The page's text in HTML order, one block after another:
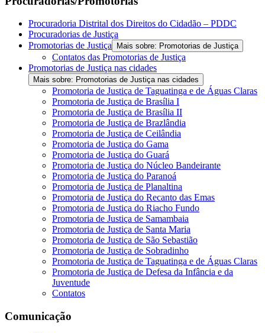
Procuradoria Distrital dos Direitos do Cidadão – PDDC
Procuradorias de Justiça
Promotorias de Justiça
Mais sobre: Promotorias de Justiça
Contatos das Promotorias de Justiça
Promotorias de Justiça nas cidades
Mais sobre: Promotorias de Justiça nas cidades
Promotoria de Justiça de Taguatinga e de Águas Claras
Promotoria de Justiça de Brasília I
Promotoria de Justiça de Brasília II
Promotoria de Justiça de Brazlândia
Promotoria de Justiça de Ceilândia
Promotoria de Justiça do Gama
Promotoria de Justiça do Guará
Promotoria de Justiça do Núcleo Bandeirante
Promotoria de Justiça do Paranoá
Promotoria de Justiça de Planaltina
Promotoria de Justiça do Recanto das Emas
Promotoria de Justiça do Riacho Fundo
Promotoria de Justiça de Samambaia
Promotoria de Justiça de Santa Maria
Promotoria de Justiça de São Sebastião
Promotoria de Justiça de Sobradinho
Promotoria de Justiça de Taguatinga e de Águas Claras
Promotoria de Justiça de Defesa da Infância e da
Juventude
Contatos
Comunicação